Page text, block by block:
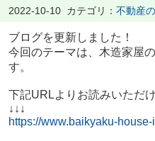
2022-10-10 カテゴリ： 不動産
ブログを更新しました！
今回のテーマは、木造家屋
す。
下記URLよりお読みいただけ
↓↓↓
https://www.baikyaku-